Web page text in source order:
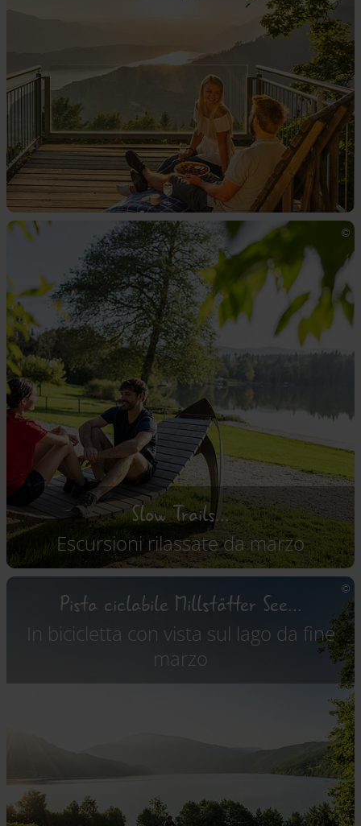
Slow Trails...
Escursioni rilassate da marzo
Pista ciclabile Millstätter See...
In bicicletta con vista sul lago da fine
marzo